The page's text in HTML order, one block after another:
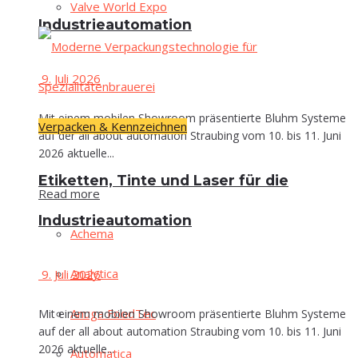
Industrieautomation
9. Juli 2026
Mit einem mobilen Showroom präsentierte Bluhm Systeme
auf der all about automation Straubing vom 10. bis 11. Juni
2026 aktuelle...
Read more
Ache­ma
Ana­ly­ti­ca
Anu­ga FoodTec
Auto­ma­ti­ca
Val­ve World Expo
Verpacken & Kennzeichnen
Eti­ket­ten, Tin­te und Laser für die
Industrieautomation
9. Juli 2026
Mit einem mobilen Showroom präsentierte Bluhm Systeme
auf der all about automation Straubing vom 10. bis 11. Juni
2026 aktuelle...